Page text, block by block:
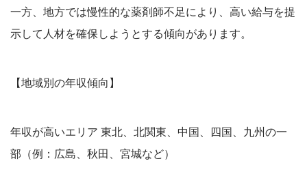
一方、地方では慢性的な薬剤師不足により、高い給与を提
示して人材を確保しようとする傾向があります。
【地域別の年収傾向】
年収が高いエリア 東北、北関東、中国、四国、九州の一
部（例：広島、秋田、宮城など）